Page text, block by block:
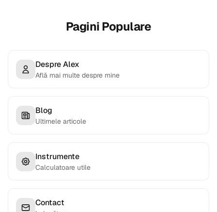
Pagini Populare
Despre Alex
Află mai multe despre mine
Blog
Ultimele articole
Instrumente
Calculatoare utile
Contact